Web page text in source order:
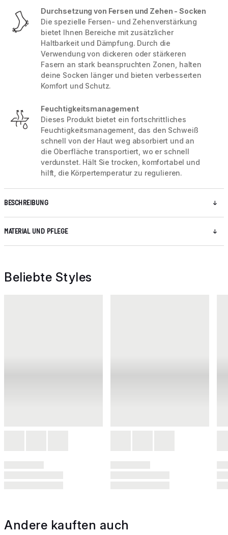
Durchsetzung von Fersen und Zehen - Socken
Die spezielle Fersen- und Zehenverstärkung
bietet Ihnen Bereiche mit zusätzlicher
Haltbarkeit und Dämpfung. Durch die
Verwendung von dickeren oder stärkeren
Fasern an stark beanspruchten Zonen, halten
deine Socken länger und bieten verbesserten
Komfort und Schutz.
Feuchtigkeitsmanagement
Dieses Produkt bietet ein fortschrittliches
Feuchtigkeitsmanagement, das den Schweiß
schnell von der Haut weg absorbiert und an
die Oberfläche transportiert, wo er schnell
verdunstet. Hält Sie trocken, komfortabel und
hilft, die Körpertemperatur zu regulieren.
BESCHREIBUNG
MATERIAL UND PFLEGE
Beliebte Styles
Andere kauften auch